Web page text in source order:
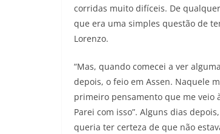
p
m
k
k
corridas muito difíceis. De
que era uma simples questão de
Lorenzo.
“Mas, quando comecei a ver
depois, o feio em Assen. Naquele
primeiro pensamento que me veio
Parei com isso”. Alguns dias
queria ter certeza de que não